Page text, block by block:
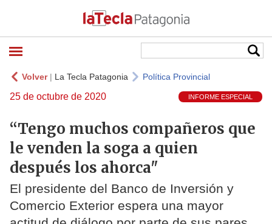
Volver| La Tecla Patagonia Política Provincial
25 de octubre de 2020 INFORME ESPECIAL
“Tengo muchos compañeros que
le venden la soga a quien
después los ahorca"
El presidente del Banco de Inversión y
Comercio Exterior espera una mayor